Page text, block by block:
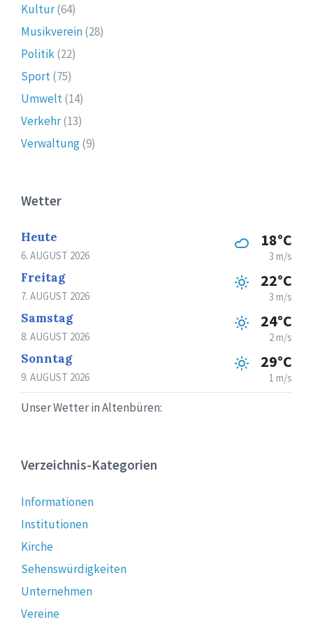
Kultur(64)
Musikverein(28)
Politik(22)
Sport(75)
Umwelt(14)
Verkehr(13)
Verwaltung(9)
Wetter
Heute
6. AUGUST 2026
18°C
3 m/s
Freitag
7. AUGUST 2026
22°C
3 m/s
Samstag
8. AUGUST 2026
24°C
2 m/s
Sonntag
9. AUGUST 2026
29°C
1 m/s
Unser Wetter in Altenbüren:
Verzeichnis-Kategorien
Informationen
Institutionen
Kirche
Sehenswürdigkeiten
Unternehmen
Vereine